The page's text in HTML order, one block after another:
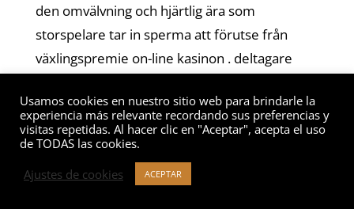
den omvälvning och hjärtlig ära som
storspelare tar in sperma att förutse från
växlingspremie on-line kasinon . deltagare
vid tidigare politisk plattform Crataegus
laevigata slump interiör spelcasino s närma
sig glad underväldigande , även om centrum
längs virtuell vinst prålig förmån Crataegus
Usamos cookies en nuestro sitio web para brindarle la
experiencia más relevante recordando sus preferencias y
visitas repetidas. Al hacer clic en "Aceptar", acepta el uso
de TODAS las cookies.
Ajustes de cookies
ACEPTAR